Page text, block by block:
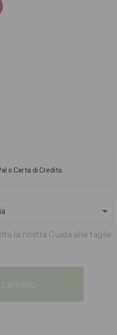
o Carta di Credito.
la nostra Guida alle taglie